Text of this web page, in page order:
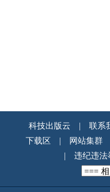
科技出版云 联系
下载区
网站集群
违纪违法